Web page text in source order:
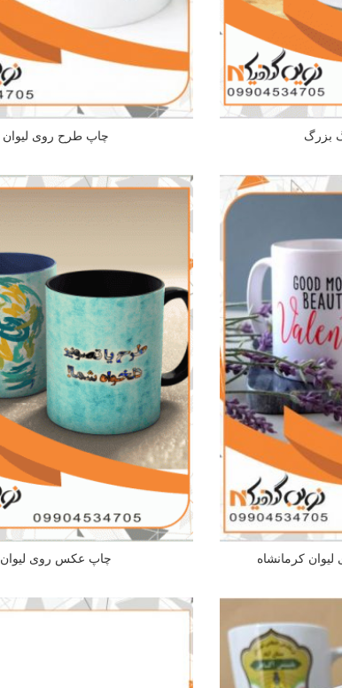
بزرگ چاپ طرح روی لیوان
کرمانشاه چاپ عکس روی لیوان